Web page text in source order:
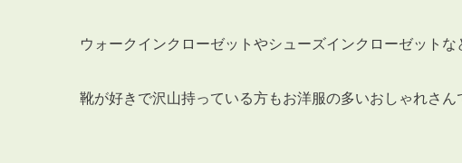
ウォークインクローゼットやシューズインクローゼットな
靴が好きで沢山持っている方もお洋服の多いおしゃれさ